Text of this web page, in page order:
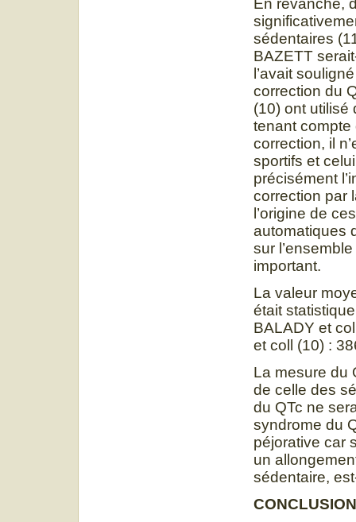
En revanche,
sédentaires
BAZETT
l’avait
correction du
(10) ont utilisé
tenant compte
correction, il
sportifs et
précisément
correction par
l’origine de
automatiques
sur
important.
La valeur
était
BALADY et
et coll (10) :
La mesure du
de celle des
du QTc ne
syndrome du
péjorative car
un
sédentaire,
CONCLUSION